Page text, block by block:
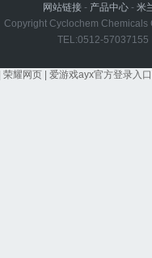
网站链接- 产品中心- 米
Copyright Cyclochem
TEL:0512-57037155
荣耀网页 爱游戏ayx官方登录入口